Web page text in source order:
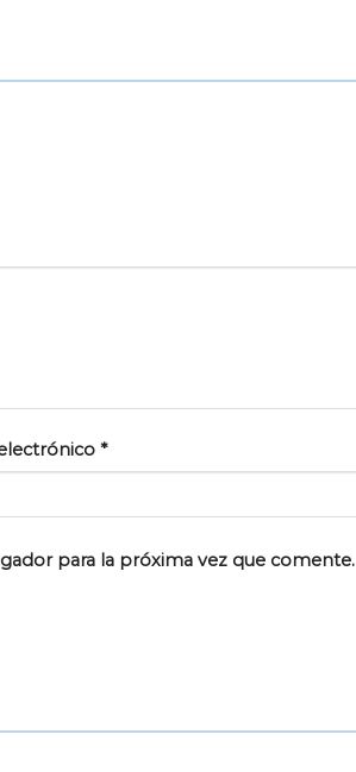
*
para la próxima vez que comente.